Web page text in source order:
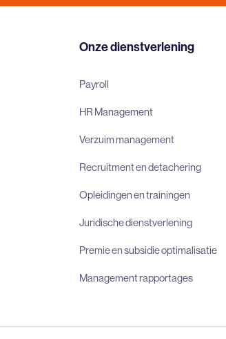
Onze dienstverlening
Payroll
HR Management
Verzuim management
Recruitment en detachering
Opleidingen en trainingen
Juridische dienstverlening
Premie en subsidie optimalisatie
Management rapportages